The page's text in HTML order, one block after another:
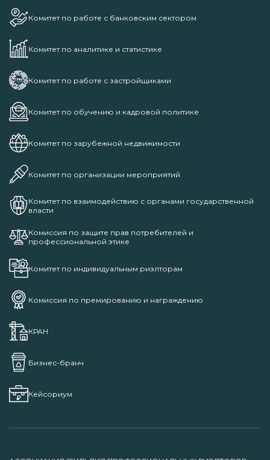
Комитет по работе с банковским сектором
Комитет по аналитике и статистике
Комитет по работе с застройщиками
Комитет по обучению и кадровой политике
Комитет по зарубежной недвижимости
Комитет по организации мероприятий
Комитет по взаимодействию с органами государственной
власти
Комиссия по защите прав потребителей и
профессиональной этике
Комитет по индивидуальным риэлторам
Комиссия по премированию и награждению
КРАН
Бизнес-бранч
Кейсориум